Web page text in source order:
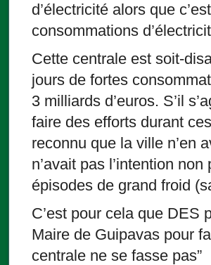
d’électricité alors que
consommations
Cette centrale est soit-
jours de fortes
3 milliards d’euros. S’il
faire des efforts durant
reconnu que la ville n’en
n’avait pas l’intention
épisodes de grand froid
C’est pour cela que DES
Maire de Guipavas pour
centrale ne se fasse pas”